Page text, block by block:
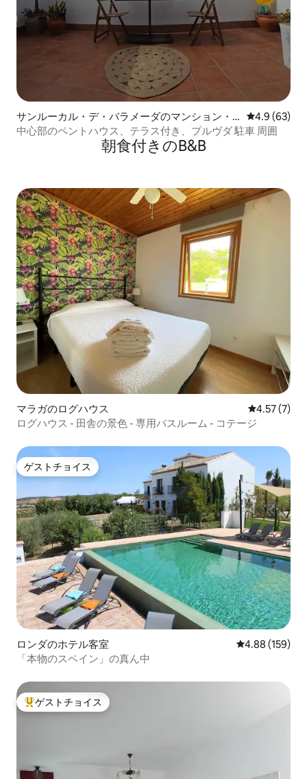
サンルーカル・デ・バラメーダのマンション・
アパート
レビュー63
4.9 (63)
中心部のペントハウス、テラス付き、プルヴダ 駐車 周囲
朝食付きのB&B
マラガのログハウス レビュー7
4.57 (7)
ログハウス - 田舎の景色 - 専用バスルーム - コテージ
ゲストチョイス
ゲストチョイス
ロンダのホテル客室 レビュー159
4.88 (159)
「本物のスペイン」の真ん中
大好評のゲストチョイスです。
ゲストチョイス